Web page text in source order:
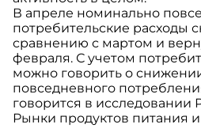
В апреле номинально
потребительские расходы
сравнению с мартом и
февраля. С учетом
можно говорить о
повседневного
говорится в
Рынки продуктов питания